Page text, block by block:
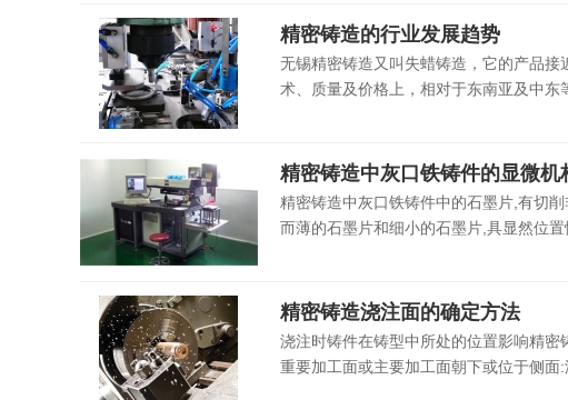
精密铸造的行业发展趋势
无锡精密铸造又叫失蜡铸造，它的产品
术、质量及价格上，相对于东南亚及中东
精密铸造中灰口铁铸件的显微机
精密铸造中灰口铁铸件中的石墨片,有切
而薄的石墨片和细小的石墨片,具显然位
精密铸造浇注面的确定方法
浇注时铸件在铸型中所处的位置影响精
重要加工面或主要加工面朝下或位于侧面